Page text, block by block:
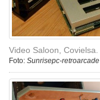
Video Saloon, Covielsa.
Foto: Sunrisepc-retroarcade